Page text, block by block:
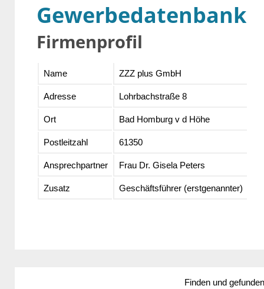
Gewerbedatenbank
Firmenprofil
Name ZZZ plus GmbH
Adresse Lohrbachstraße 8
Ort Bad Homburg v d Höhe
Postleitzahl 61350
Ansprechpartner Frau Dr. Gisela Peters
Zusatz Geschäftsführer (erstgenannter)
Finden und